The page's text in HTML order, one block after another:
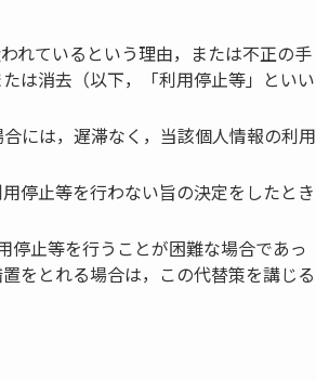
れているという理由，または不正の手
は消去（以下，「利用停止等」といい
には，遅滞なく，当該個人情報の利用
停止等を行わない旨の決定をしたとき
停止等を行うことが困難な場合であっ
をとれる場合は，この代替策を講じる